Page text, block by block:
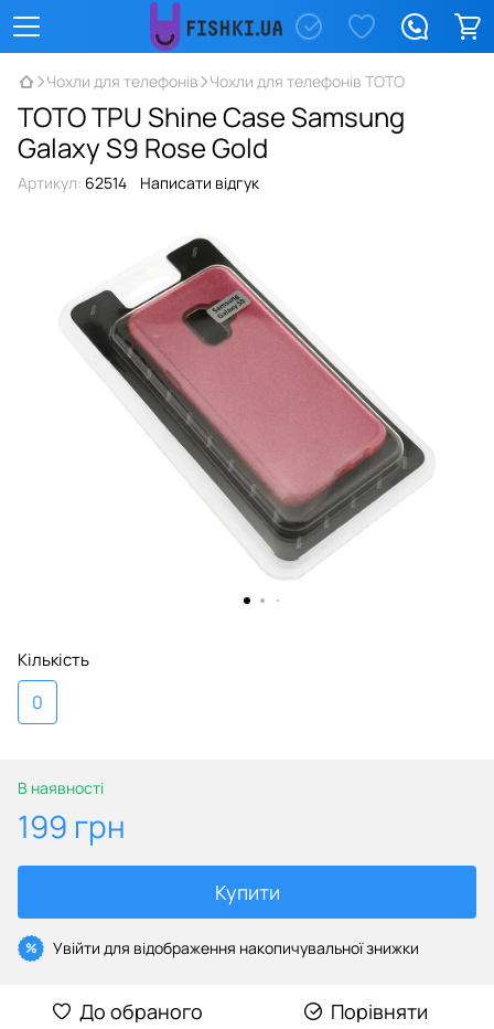
Чохли для телефонів Чохли для телефонів TOTO
TOTO TPU Shine Case Samsung
Galaxy S9 Rose Gold
Артикул: 62514 Написати відгук
Кількість
0
В наявності
199 грн
Купити
% Увійти для відображення накопичувальної знижки
До обраного Порівняти